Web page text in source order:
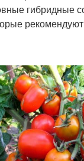
гибридные